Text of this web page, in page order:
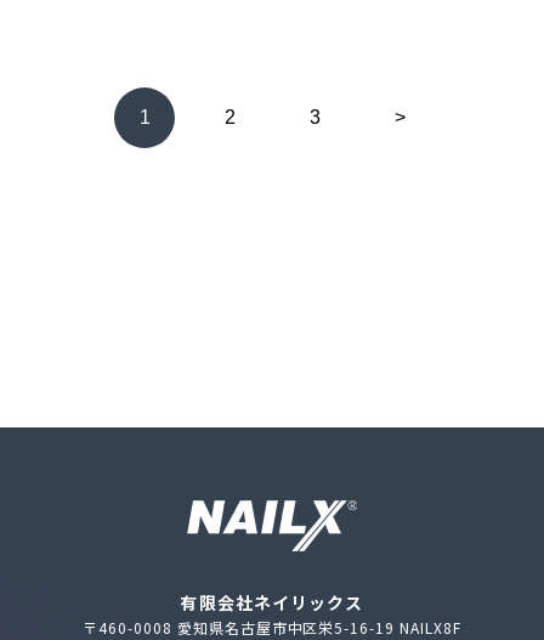
1 2 3 >
有限会社ネイリックス
〒460-0008 愛知県名古屋市中区栄5-16-19 NAILX8F